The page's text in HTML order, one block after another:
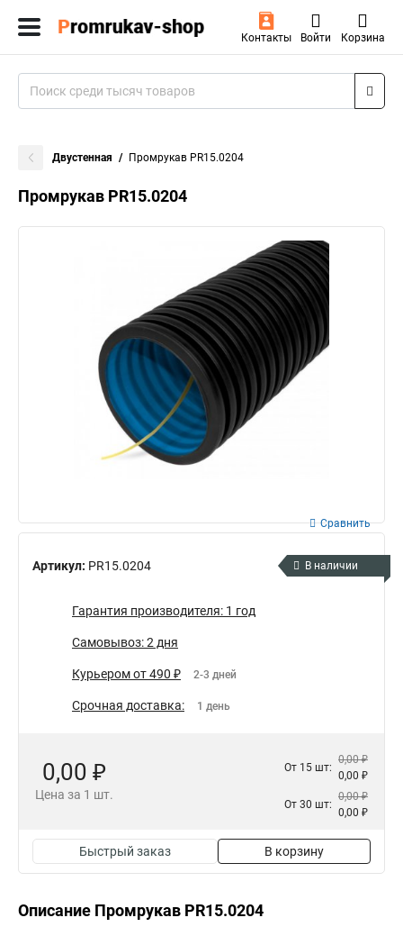
Контакты Войти Корзина
Двустенная Промрукав PR15.0204
Промрукав PR15.0204
Артикул: PR15.0204
Сравнить
В наличии
Гарантия производителя: 1 год
Самовывоз: 2 дня
Курьером от 490 ₽ 2-3 дней
Срочная доставка: 1 день
0,00 ₽
Цена за 1 шт.
От 15 шт:
0,00 ₽
0,00 ₽
От 30 шт:
0,00 ₽
0,00 ₽
Быстрый заказ В корзину
Описание Промрукав PR15.0204